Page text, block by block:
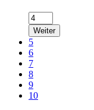
Weiter
5
6
7
8
9
10